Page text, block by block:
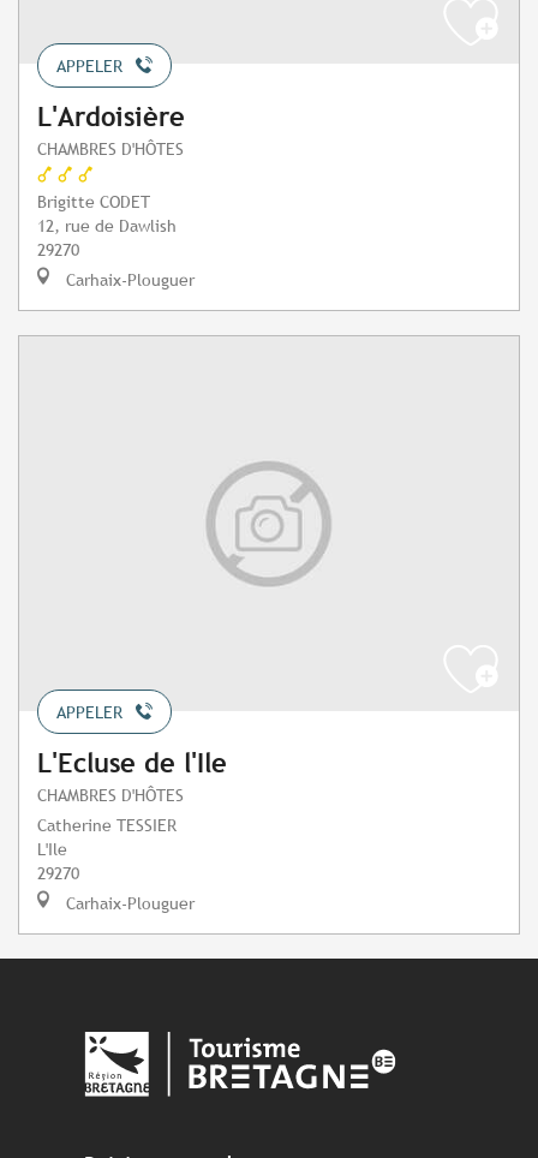
APPELER
L'Ardoisière
CHAMBRES D'HÔTES
Brigitte CODET
12, rue de Dawlish
29270
Carhaix-Plouguer
APPELER
L'Ecluse de l'Ile
CHAMBRES D'HÔTES
Catherine TESSIER
L'Ile
29270
Carhaix-Plouguer